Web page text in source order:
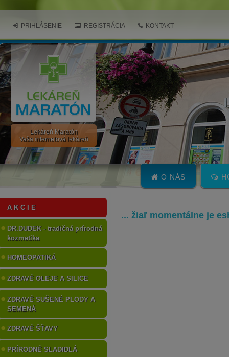
Lekáreň Maratón
Vaša internetová lekáreň
PRIHLÁSENIE REGISTRÁCIA KONTAKT
O NÁS
A K C I E
DR.DUDEK - tradičná prírodná
kozmetika
HOMEOPATIKÁ
ZDRAVÉ OLEJE A SILICE
ZDRAVÉ SUŠENÉ PLODY A
SEMENÁ
ZDRAVÉ ŠŤAVY
PRÍRODNÉ SLADIDLÁ
... žiaľ momentálne je